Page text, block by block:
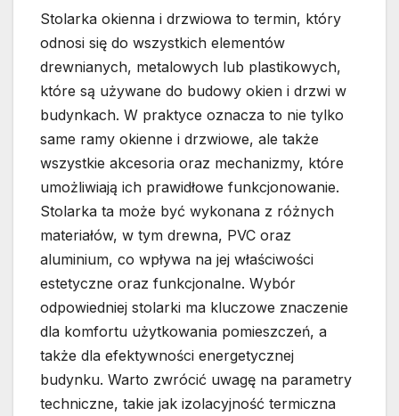
Stolarka okienna i drzwiowa to termin, który
odnosi się do wszystkich elementów
drewnianych, metalowych lub plastikowych,
które są używane do budowy okien i drzwi w
budynkach. W praktyce oznacza to nie tylko
same ramy okienne i drzwiowe, ale także
wszystkie akcesoria oraz mechanizmy, które
umożliwiają ich prawidłowe funkcjonowanie.
Stolarka ta może być wykonana z różnych
materiałów, w tym drewna, PVC oraz
aluminium, co wpływa na jej właściwości
estetyczne oraz funkcjonalne. Wybór
odpowiedniej stolarki ma kluczowe znaczenie
dla komfortu użytkowania pomieszczeń, a
także dla efektywności energetycznej
budynku. Warto zwrócić uwagę na parametry
techniczne, takie jak izolacyjność termiczna